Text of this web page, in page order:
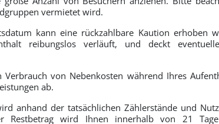
vermietet wird.
kann eine rückzahlbare Kaution erhoben
reibungslos verläuft, und deckt
Verbrauch von Nebenkosten während Ihres
ab.
anhand der tatsächlichen Zählerstände und
Restbetrag wird Ihnen innerhalb von 21